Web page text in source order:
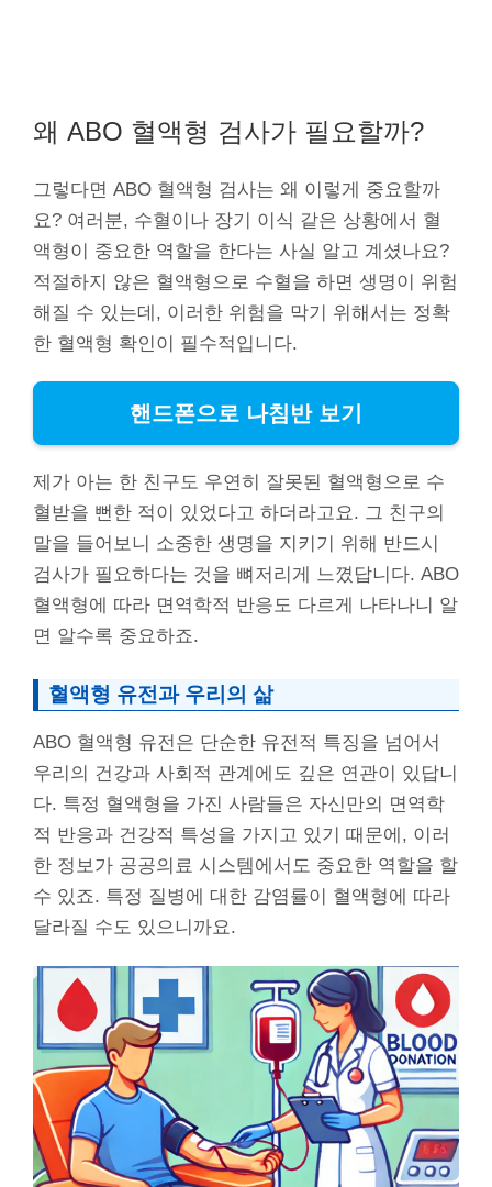
왜 ABO 혈액형 검사가 필요할까?
그렇다면 ABO 혈액형 검사는 왜 이렇게 중요할까
요? 여러분, 수혈이나 장기 이식 같은 상황에서 혈
액형이 중요한 역할을 한다는 사실 알고 계셨나요?
적절하지 않은 혈액형으로 수혈을 하면 생명이 위험
해질 수 있는데, 이러한 위험을 막기 위해서는 정확
한 혈액형 확인이 필수적입니다.
핸드폰으로 나침반 보기
제가 아는 한 친구도 우연히 잘못된 혈액형으로 수
혈받을 뻔한 적이 있었다고 하더라고요. 그 친구의
말을 들어보니 소중한 생명을 지키기 위해 반드시
검사가 필요하다는 것을 뼈저리게 느꼈답니다. ABO
혈액형에 따라 면역학적 반응도 다르게 나타나니 알
면 알수록 중요하죠.
혈액형 유전과 우리의 삶
ABO 혈액형 유전은 단순한 유전적 특징을 넘어서
우리의 건강과 사회적 관계에도 깊은 연관이 있답니
다. 특정 혈액형을 가진 사람들은 자신만의 면역학
적 반응과 건강적 특성을 가지고 있기 때문에, 이러
한 정보가 공공의료 시스템에서도 중요한 역할을 할
수 있죠. 특정 질병에 대한 감염률이 혈액형에 따라
달라질 수도 있으니까요.